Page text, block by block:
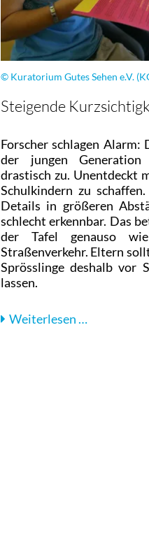
© Kuratorium Gutes Sehen e.V.
Steigende
Forscher schlagen Alarm:
der jungen
drastisch zu. Unentdeckt
Schulkindern zu
Details in größeren
schlecht erkennbar. Das
der Tafel genauso
Straßenverkehr. Eltern
Sprösslinge deshalb vor
lassen.
Weiterlesen …